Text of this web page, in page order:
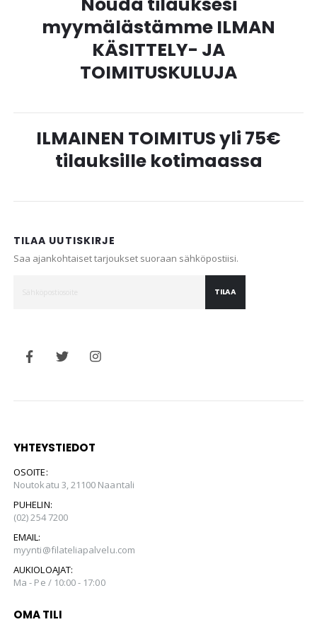
myymälästämme ILMAN
KÄSITTELY- JA
TOIMITUSKULUJA
ILMAINEN TOIMITUS yli 75€
tilauksille kotimaassa
TILAA UUTISKIRJE
Saa ajankohtaiset tarjoukset suoraan sähköpostiisi.
TILAA
YHTEYSTIEDOT
OSOITE:
Noutokatu 3, 21100 Naantali
PUHELIN:
(02) 254 7200
EMAIL:
myynti@filateliapalvelu.com
AUKIOLOAJAT:
Ma - Pe / 10:00 - 17:00
OMA TILI